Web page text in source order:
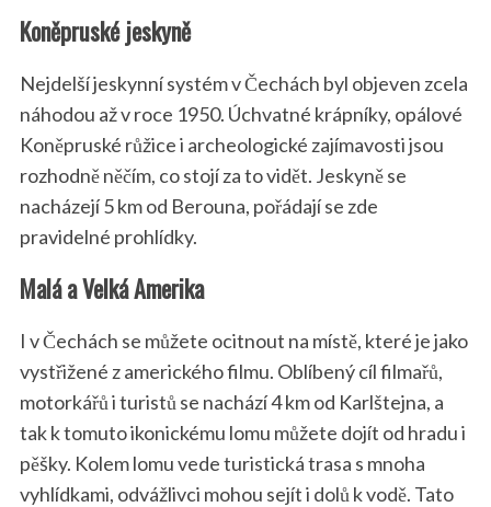
Koněpruské jeskyně
Nejdelší jeskynní systém v Čechách byl objeven zcela
náhodou až v roce 1950. Úchvatné krápníky, opálové
Koněpruské růžice i archeologické zajímavosti jsou
rozhodně něčím, co stojí za to vidět. Jeskyně se
nacházejí 5 km od Berouna, pořádají se zde
pravidelné prohlídky.
Malá a Velká Amerika
I v Čechách se můžete ocitnout na místě, které je jako
vystřižené z amerického filmu. Oblíbený cíl filmařů,
motorkářů i turistů se nachází 4 km od Karlštejna, a
tak k tomuto ikonickému lomu můžete dojít od hradu i
pěšky. Kolem lomu vede turistická trasa s mnoha
vyhlídkami, odvážlivci mohou sejít i dolů k vodě. Tato